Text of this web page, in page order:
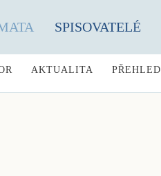
SPISOVATELÉ
AKTUALITA PŘEHLED